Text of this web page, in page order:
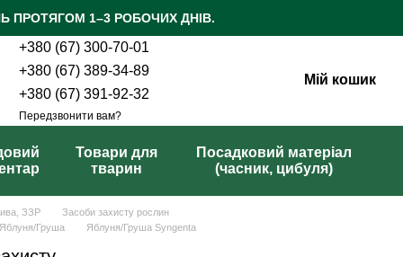
ПРОТЯГОМ 1–3 РОБОЧИХ ДНІВ.
+380 (67) 300-70-01
+380 (67) 389-34-89
+380 (67) 391-92-32
Передзвонити вам?
Мій кошик
Товари для
тварин
Посадковий матеріал
(часник, цибуля)
ЗЗР
Засоби захисту рослин
Яблуня/Груша
Яблуня/Груша Syngenta